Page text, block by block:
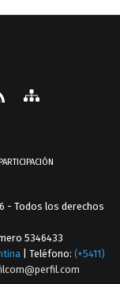
- Todos los derechos
5346433
| Teléfono: (+5411)